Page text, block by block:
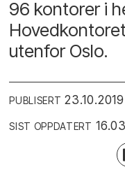
96 kontorer i
utenfor Oslo.
PUBLISERT
SIST OPPDATERT